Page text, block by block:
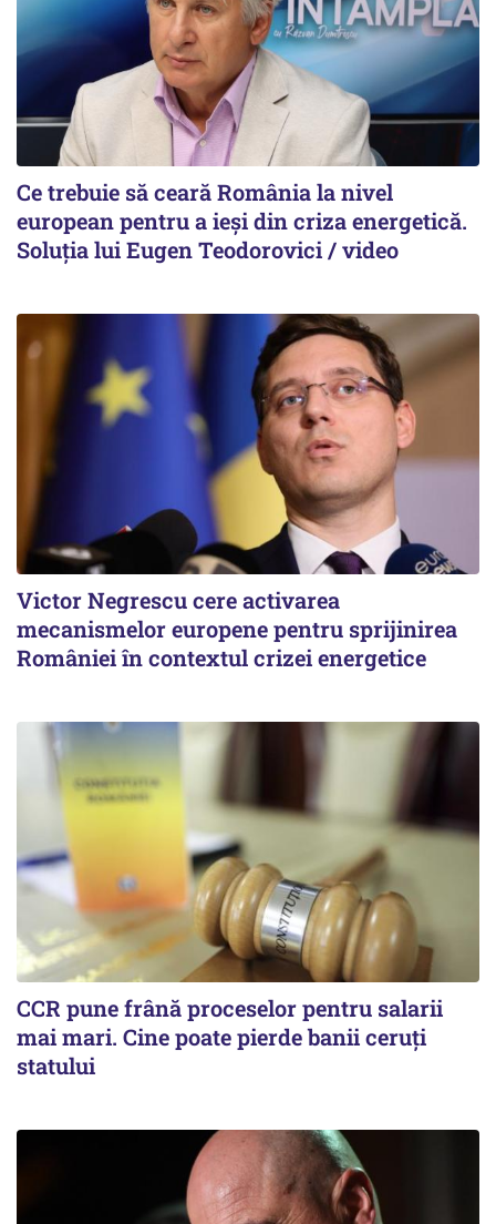
Ce trebuie să ceară România la nivel
european pentru a ieși din criza energetică.
Soluția lui Eugen Teodorovici / video
Victor Negrescu cere activarea
mecanismelor europene pentru sprijinirea
României în contextul crizei energetice
CCR pune frână proceselor pentru salarii
mai mari. Cine poate pierde banii ceruți
statului